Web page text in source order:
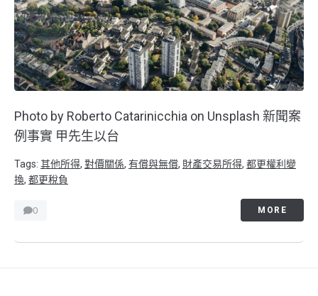
Photo by Roberto Catarinicchia on Unsplash 新聞案
例事實 甲先生以台
Tags: 其他所得, 對價關係, 有償與無償, 財產交易所得, 都更權利變
換, 都更稅負
0 MORE